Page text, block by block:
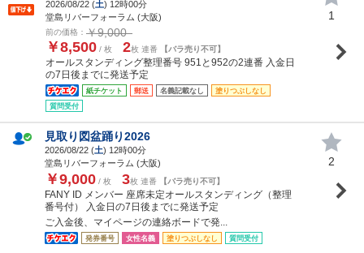
2026/08/22 (土) 12時00分
堂島リバーフォーラム (大阪)
前の価格： ￥9,000
￥8,500 / 枚 2枚 連番 【バラ売り不可】
オールスタンディング整理番号 951と952の2連番 入金日
の7日後までに発送予定
紙チケット 郵送 名義記載なし
塗りつぶしなし
質問受付
1
見取り図盆踊り2026
2026/08/22 (土) 12時00分
堂島リバーフォーラム (大阪)
￥9,000 / 枚 3枚 連番 【バラ売り不可】
FANY ID メンバー 座席未定オールスタンディング（整理
番号付） 入金日の7日後までに発送予定
ご入金後、マイページの連絡ボードで発...
発券番号 女性名義 塗りつぶしなし 質問受付
2